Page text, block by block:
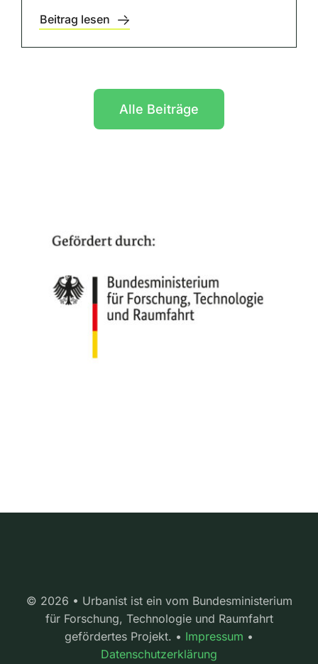
Beitrag lesen
Alle Beiträge
© 2026 • Urbanist ist ein vom Bundesministerium
für Forschung, Technologie und Raumfahrt
gefördertes Projekt. • Impressum •
Datenschutzerklärung